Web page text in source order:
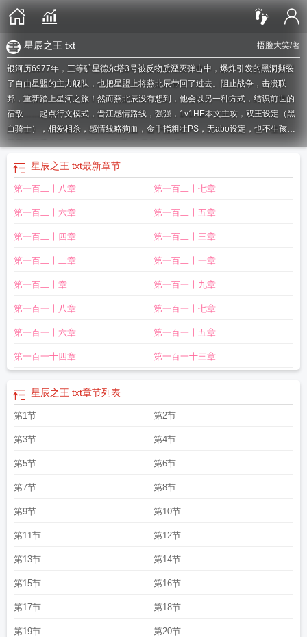
捂脸大笑/著
星辰之王 txt
银河历6977年，三等矿星德尔塔3号被反物质湮灭弹击中，爆炸引发的黑洞撕裂
了自由星盟的主力舰队，也把星盟上将燕北辰带回了过去。阻止战争，击溃联
邦，重新踏上星河之旅！然而燕北辰没有想到，他会以另一种方式，结识前世的
宿敌……起点行文模式，晋江感情路线，强强，1v1HE本文主攻，双王设定（黑
白骑士），相爱相杀，感情线略狗血，金手指粗壮PS，无abo设定，也不生孩子
星辰之王重生番外六星辰之王[重生星辰之王重生
星辰之王 txt最新章节
第一百二十八章 第一百二十七章
第一百二十六章 第一百二十五章
第一百二十四章 第一百二十三章
第一百二十二章 第一百二十一章
第一百二十章 第一百一十九章
第一百一十八章 第一百一十七章
第一百一十六章 第一百一十五章
第一百一十四章 第一百一十三章
星辰之王 txt章节列表
第1节 第2节
第3节 第4节
第5节 第6节
第7节 第8节
第9节 第10节
第11节 第12节
第13节 第14节
第15节 第16节
第17节 第18节
第19节 第20节